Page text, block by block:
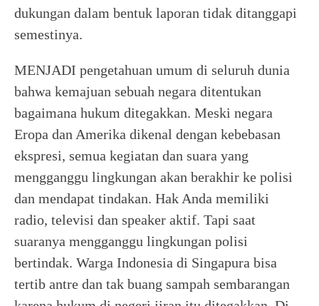
dukungan dalam bentuk laporan tidak ditanggapi
semestinya.
MENJADI pengetahuan umum di seluruh dunia
bahwa kemajuan sebuah negara ditentukan
bagaimana hukum ditegakkan. Meski negara
Eropa dan Amerika dikenal dengan kebebasan
ekspresi, semua kegiatan dan suara yang
mengganggu lingkungan akan berakhir ke polisi
dan mendapat tindakan. Hak Anda memiliki
radio, televisi dan speaker aktif. Tapi saat
suaranya mengganggu lingkungan polisi
bertindak. Warga Indonesia di Singapura bisa
tertib antre dan tak buang sampah sembarangan